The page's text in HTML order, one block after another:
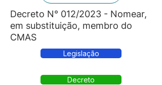
Decreto N° 012/2023 - Nomear,
em substituição, membro do
CMAS
Legislação
Decreto